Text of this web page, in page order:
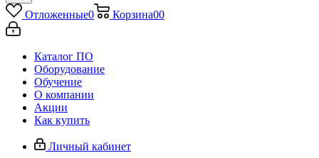
Отложенные0 Корзина00
Каталог ПО
Оборудование
Обучение
О компании
Акции
Как купить
Личный кабинет